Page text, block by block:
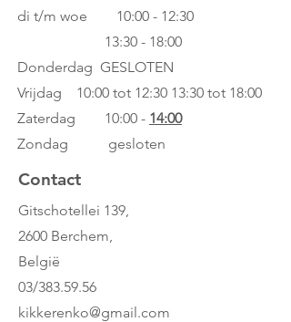
veiligheid van het koninkrijk en zijn
Met de miniaturen van de
middeleeuwse wereld beleef je
epische veldslagen, verdedig je je
koninkrijk tegen de vijand of neem het
op tegen ridders in een duel.
di t/m woe 10:00 - 12:30
13:30 - 18:00
Donderdag GESLOTEN
Vrijdag 10:00 tot 12:30 13:30 tot 18:00
Zaterdag 10:00 - 14:00
Zondag gesloten
Contact
Gitschotellei 139,
2600 Berchem,
België
03/383.59.56
kikkerenko@gmail.com